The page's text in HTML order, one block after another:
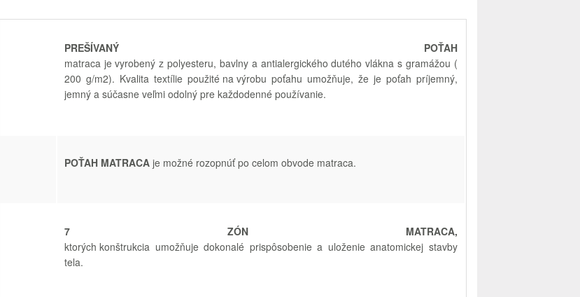
PREŠÍVANÝ POŤAH
matraca je vyrobený z polyesteru, bavlny a antialergického dutého vlákna s gramážou (
200 g/m2). Kvalita textílie použité na výrobu poťahu umožňuje, že je poťah príjemný,
jemný a súčasne veľmi odolný pre každodenné používanie.
POŤAH MATRACA je možné rozopnúť po celom obvode matraca.
7 ZÓN MATRACA,
ktorých konštrukcia umožňuje dokonalé prispôsobenie a uloženie anatomickej stavby
tela.